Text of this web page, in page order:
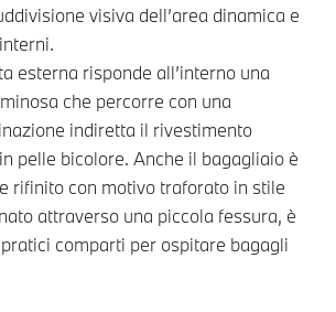
visiva dell’area dinamica e
esterna risponde all’interno una
che percorre con una
indiretta il rivestimento
pelle bicolore. Anche il bagagliaio è
rifinito con motivo traforato in stile
attraverso una piccola fessura, è
comparti per ospitare bagagli